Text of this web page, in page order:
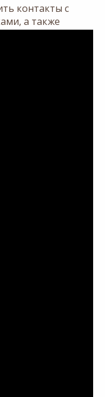
контакты с
а также
условиям